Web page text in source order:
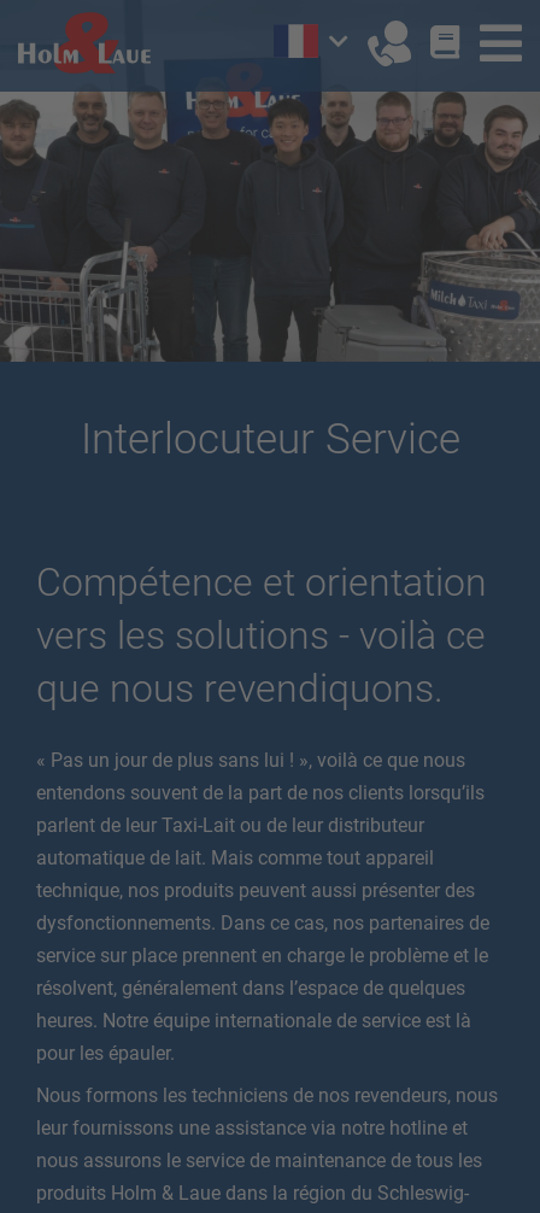
Interlocuteur Service
Compétence et orientation
vers les solutions - voilà ce
que nous revendiquons.
« Pas un jour de plus sans lui ! », voilà ce que nous
entendons souvent de la part de nos clients lorsqu’ils
parlent de leur Taxi-Lait ou de leur distributeur
automatique de lait. Mais comme tout appareil
technique, nos produits peuvent aussi présenter des
dysfonctionnements. Dans ce cas, nos partenaires de
service sur place prennent en charge le problème et le
résolvent, généralement dans l’espace de quelques
heures. Notre équipe internationale de service est là
pour les épauler.
Nous formons les techniciens de nos revendeurs, nous
leur fournissons une assistance via notre hotline et
nous assurons le service de maintenance de tous les
produits Holm & Laue dans la région du Schleswig-